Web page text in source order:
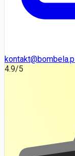
kontakt@bombela.pl
4.9/5